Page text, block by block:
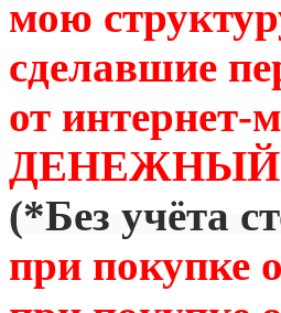
мою
сделавшие
от интернет-
ДЕНЕЖНЫЙ
(*Без учёта
при покупке